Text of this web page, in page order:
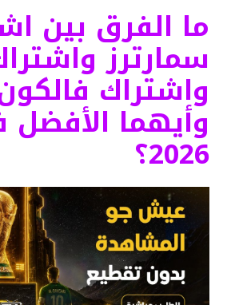
ما الفرق بين
سمارترز
واشتراك
وأيهما
2026؟